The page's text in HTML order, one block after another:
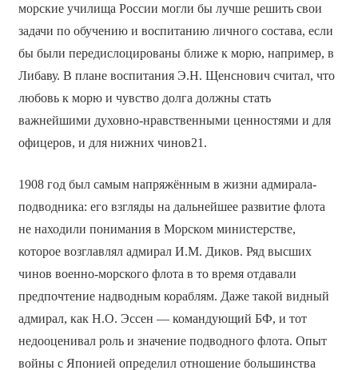
морские училища России могли бы лучше решить свои
задачи по обучению и воспитанию личного состава, если
бы были передислоцированы ближе к морю, например, в
Либаву. В плане воспитания Э.Н. Щенснович считал, что
любовь к морю и чувство долга должны стать
важнейшими духовно-нравственными ценностями и для
офицеров, и для нижних чинов21.
1908 год был самым напряжённым в жизни адмирала-
подводника: его взгляды на дальнейшее развитие флота
не находили понимания в Морском министерстве,
которое возглавлял адмирал И.М. Диков. Ряд высших
чинов военно-морского флота в то время отдавали
предпочтение надводным кораблям. Даже такой видный
адмирал, как Н.О. Эссен — командующий БФ, и тот
недооценивал роль и значение подводного флота. Опыт
войны с Японией определил отношение большинства